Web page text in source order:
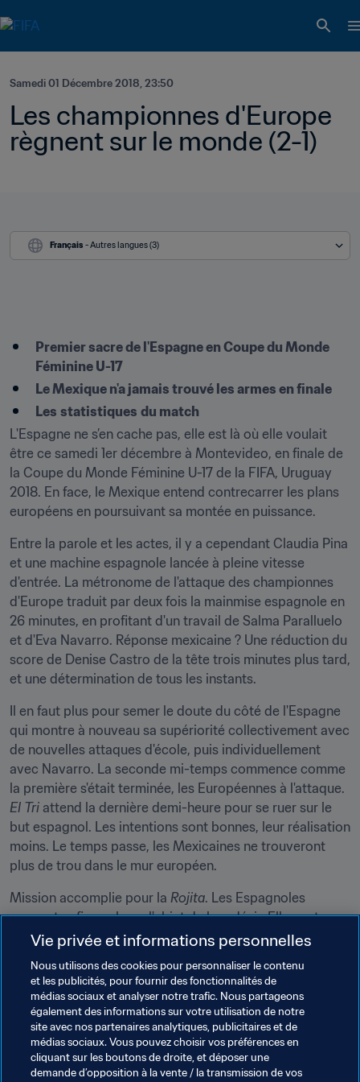
Samedi 01 Décembre 2018, 23:50
Les championnes d'Europe
règnent sur le monde (2-1)
Français - Autres langues (3)
Premier sacre de l'Espagne en Coupe du Monde
Féminine U-17
Le Mexique n'a jamais trouvé les armes en finale
Les statistiques du match
L'Espagne ne s’en cache pas, elle est là où elle voulait
être ce samedi 1er décembre à Montevideo, en finale de
la Coupe du Monde Féminine U-17 de la FIFA, Uruguay
2018. En face, le Mexique entend contrecarrer les plans
européens en poursuivant sa montée en puissance.
Entre la parole et les actes, il y a cependant Claudia Pina
et une machine espagnole lancée à pleine vitesse
d'entrée. La métronome de l'attaque des championnes
d'Europe traduit par deux fois la mainmise espagnole en
26 minutes, en profitant d'un travail de Salma Paralluelo
et d'Eva Navarro. Réponse mexicaine ? Une réduction du
score de Denise Castro de la tête trois minutes plus tard,
et une détermination de tous les instants.
Il en faut plus pour semer le doute du côté de l'Espagne
qui montre à nouveau sa supériorité collectivement avec
de nouvelles attaques d'école, puis individuellement
avec Navarro. La seconde mi-temps commence comme
El Tri attend la dernière demi-heure pour se ruer sur le
but espagnol. Les intentions sont bonnes, leur réalisation
moins. Le temps passe, les Mexicaines ne trouveront
plus de trou dans le mur européen.
Mission accomplie pour la Rojita. Les Espagnoles
peuvent enfin soulever l'objet de leur désir. Elles ont
évolué un ton au-dessus dans tous les domaines face au
La stat
– Quatrième participation de l’Espagne à l'épreuve
mondiale et quatrième podium. Les championnes
d'Europe ont enfin vaincu le signe indien en Uruguay
après avoir terminé troisièmes en 2010, deuxièmes en
Vie privée et informations personnelles
Nous utilisons des cookies pour personnaliser le contenu
et les publicités, pour fournir des fonctionnalités de
médias sociaux et analyser notre trafic. Nous partageons
également des informations sur votre utilisation de notre
site avec nos partenaires analytiques, publicitaires et de
médias sociaux. Vous pouvez choisir vos préférences en
cliquant sur les boutons de droite, et déposer une
demande d’opposition à la vente / la transmission de vos